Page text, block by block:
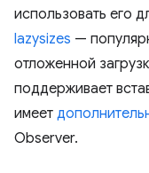
использовать его
lazysizes —
отложенной
поддерживает
имеет
Observer.